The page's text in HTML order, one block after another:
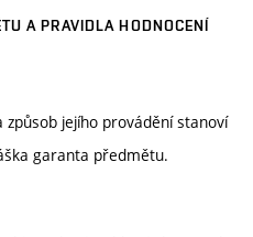
A PRAVIDLA HODNOCENÍ
jejího provádění stanoví
garanta předmětu.